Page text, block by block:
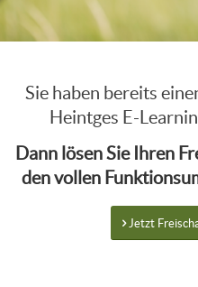
Sie haben bereits
Heintges E-
Dann lösen Sie Ihren
den vollen
Jetzt